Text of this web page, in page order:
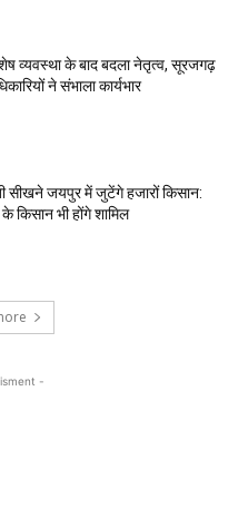
व्यवस्था के बाद बदला नेतृत्व, सूरजगढ़
ने संभाला कार्यभार
सीखने जयपुर में जुटेंगे हजारों किसान:
किसान भी होंगे शामिल
-